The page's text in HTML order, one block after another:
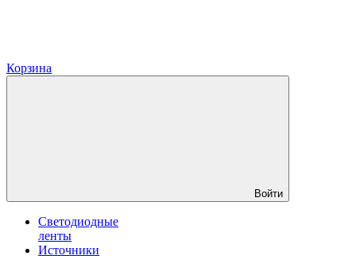
Корзина
Войти
Светодиодные
ленты
Источники